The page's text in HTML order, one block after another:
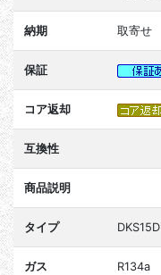
納期 取寄せ
保証
コア返却
互換性
商品説明
タイプ DKS15D
ガス R134a